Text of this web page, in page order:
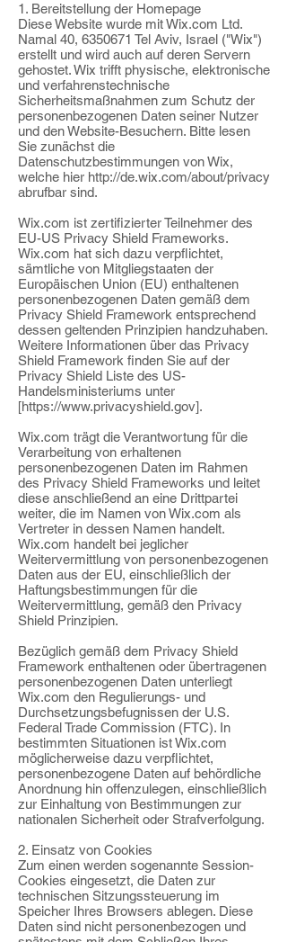
1. Bereitstellung der Homepage
Diese Website wurde mit Wix.com Ltd.
Namal 40, 6350671 Tel Aviv, Israel ("Wix")
erstellt und wird auch auf deren Servern
gehostet. Wix trifft physische, elektronische
und verfahrenstechnische
Sicherheitsmaßnahmen zum Schutz der
personenbezogenen Daten seiner Nutzer
und den Website-Besuchern. Bitte lesen
Sie zunächst die
Datenschutzbestimmungen von Wix,
welche hier http://de.wix.com/about/privacy
abrufbar sind.
Wix.com ist zertifizierter Teilnehmer des
EU-US Privacy Shield Frameworks.
Wix.com hat sich dazu verpflichtet,
sämtliche von Mitgliegstaaten der
Europäischen Union (EU) enthaltenen
personenbezogenen Daten gemäß dem
Privacy Shield Framework entsprechend
dessen geltenden Prinzipien handzuhaben.
Weitere Informationen über das Privacy
Shield Framework finden Sie auf der
Privacy Shield Liste des US-
Handelsministeriums unter
[https://www.privacyshield.gov].
Wix.com trägt die Verantwortung für die
Verarbeitung von erhaltenen
personenbezogenen Daten im Rahmen
des Privacy Shield Frameworks und leitet
diese anschließend an eine Drittpartei
weiter, die im Namen von Wix.com als
Vertreter in dessen Namen handelt.
Wix.com handelt bei jeglicher
Weitervermittlung von personenbezogenen
Daten aus der EU, einschließlich der
Haftungsbestimmungen für die
Weitervermittlung, gemäß den Privacy
Shield Prinzipien.
Bezüglich gemäß dem Privacy Shield
Framework enthaltenen oder übertragenen
personenbezogenen Daten unterliegt
Wix.com den Regulierungs- und
Durchsetzungsbefugnissen der U.S.
Federal Trade Commission (FTC). In
bestimmten Situationen ist Wix.com
möglicherweise dazu verpflichtet,
personenbezogene Daten auf behördliche
Anordnung hin offenzulegen, einschließlich
zur Einhaltung von Bestimmungen zur
nationalen Sicherheit oder Strafverfolgung.
2. Einsatz von Cookies
Zum einen werden sogenannte Session-
Cookies eingesetzt, die Daten zur
technischen Sitzungssteuerung im
Speicher Ihres Browsers ablegen. Diese
Daten sind nicht personenbezogen und